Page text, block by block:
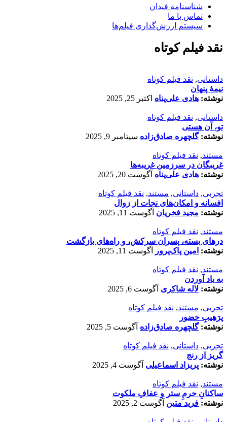
شناسنامه فیدان
تماس با ما
سیستم ارزش‌گذاری فیلم‌ها
نقد فیلم کوتاه
داستانی, نقد فیلم کوتاه
نیمۀ پنهان
نوشته: هادی علی‌پناه اکتبر 25, 2025
داستانی, نقد فیلم کوتاه
تو، آن هستی
نوشته:گلچهره صادق‌زاده سپتامبر 9, 2025
مستند, نقد فیلم کوتاه
غریبگان در سرزمین غریبه‌ها
نوشته: هادی علی‌پناه آگوست 20, 2025
تجربی, داستانی, مستند, نقد فیلم کوتاه
افسانه‌ و امکان‌های نجات از زوال
نوشته: مجید فخریان آگوست 11, 2025
مستند, نقد فیلم کوتاه
درهای بسته، پسران سرکش، و راه‌های بازگشت
نوشته: امین پاک‌پرور آگوست 11, 2025
مستند, نقد فیلم کوتاه
به یاد آوردن
نوشته: لاله شاکری آگوست 6, 2025
تجربی, مستند, نقد فیلم کوتاه
پرَهیب‌ِ حضور
نوشته:گلچهره صادق‌زاده آگوست 5, 2025
تجربی, داستانی, نقد فیلم کوتاه
گریز از رنج
نوشته: پریزاد اسماعیلی آگوست 4, 2025
مستند, نقد فیلم کوتاه
ساکنانِ حرمِ ستر و عفافِ ملکوت
نوشته: فرید متین آگوست 2, 2025